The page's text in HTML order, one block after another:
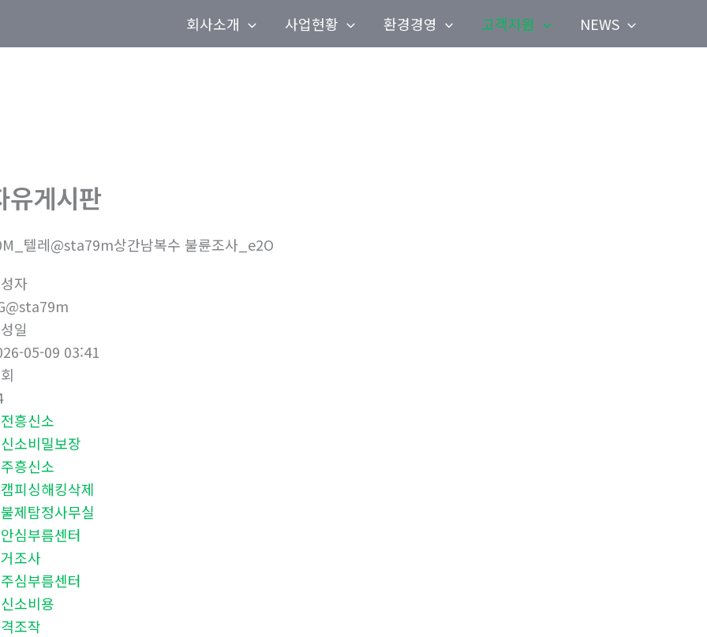
회사소개 사업현황 환경경영 고객지원 NEWS
유게시판
텔레@sta79m상간남복수 불륜조사_e2O
자
일
05-09 03:41
흥신소
소비밀보장
흥신소
피싱해킹삭제
제탐정사무실
심부름센터
조사
심부름센터
소비용
조작